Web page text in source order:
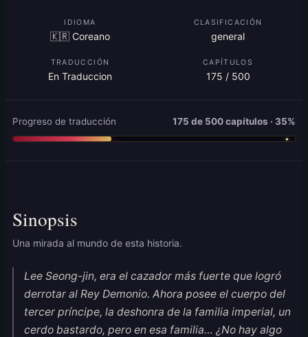
IDIOMA
🇰🇷 Coreano
CLASIFICACIÓN
general
TRADUCCIÓN
En Traduccion
CAPÍTULOS
175 / 500
Progreso de traducción 175 de 500 capítulos · 35%
Sinopsis
Una mirada al mundo de esta historia.
Lee Seong-jin, era el cazador más fuerte que logró
derrotar al Rey Demonio. Ahora posee el cuerpo del
tercer príncipe, la deshonra de la familia imperial, un
cerdo bastardo, pero en esa familia… ¿No hay algo